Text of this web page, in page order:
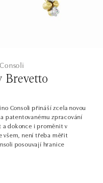
Brevetto
Consoli přináší zcela novou
patentovanému zpracování
dokonce i proměnit v
všem, není třeba měřit
posouvají hranice